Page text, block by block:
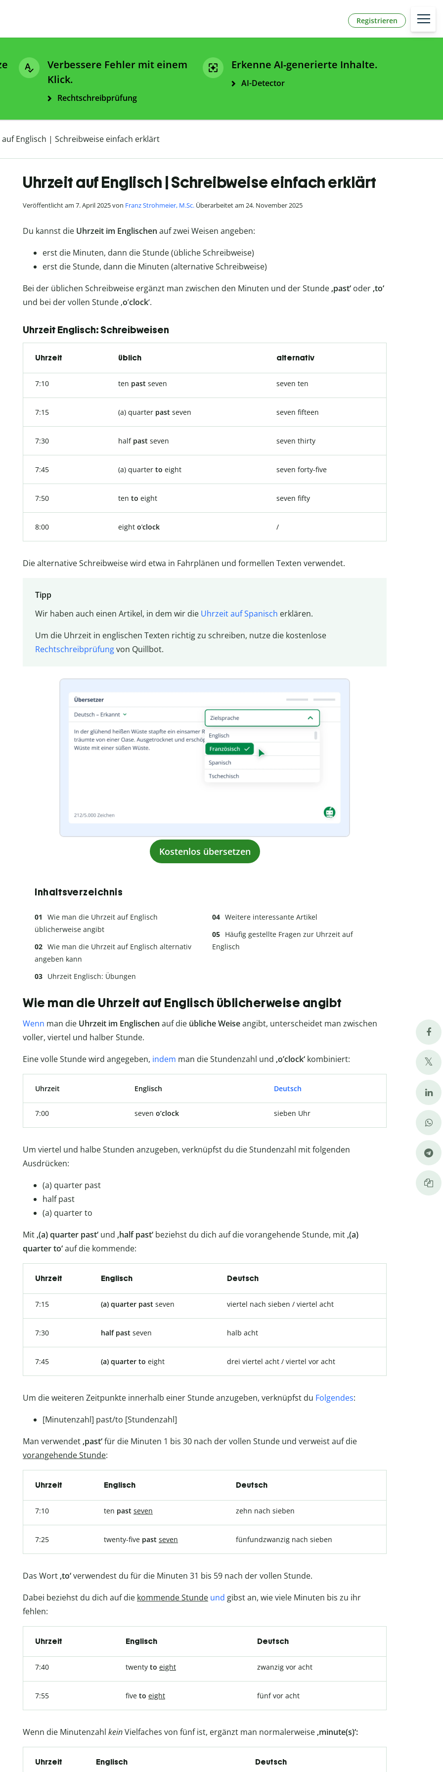
Registrieren
Verbessere Fehler mit einem
Klick.
Rechtschreibprüfung
Erkenne AI-generierte Inhalte.
AI-Detector
Englisch | Schreibweise einfach erklärt
Uhrzeit auf Englisch | Schreibweise einfach erklärt
Veröffentlicht am 7. April 2025 von Franz Strohmeier, M.Sc. Überarbeitet am 24. November 2025
Du kannst die Uhrzeit im Englischen auf zwei Weisen angeben:
erst die Minuten, dann die Stunde (übliche Schreibweise)
erst die Stunde, dann die Minuten (alternative Schreibweise)
Bei der üblichen Schreibweise ergänzt man zwischen den Minuten und der Stunde ‚past‘ oder ‚to‘
und bei der vollen Stunde ‚o’clock‘.
Uhrzeit Englisch: Schreibweisen
Uhrzeit üblich alternativ
7:10 ten past seven seven ten
7:15 (a) quarter past seven seven fifteen
7:30 half past seven seven thirty
7:45 (a) quarter to eight seven forty-five
7:50 ten to eight seven fifty
8:00 eight o’clock /
Die alternative Schreibweise wird etwa in Fahrplänen und formellen Texten verwendet.
Tipp
Wir haben auch einen Artikel, in dem wir die Uhrzeit auf Spanisch erklären.
Um die Uhrzeit in englischen Texten richtig zu schreiben, nutze die kostenlose
Rechtschreibprüfungvon Quillbot.
Kostenlos übersetzen
Inhaltsverzeichnis
Wie man die Uhrzeit auf Englisch
üblicherweise angibt
Wie man die Uhrzeit auf Englisch alternativ
angeben kann
Uhrzeit Englisch: Übungen
Weitere interessante Artikel
Häufig gestellte Fragen zur Uhrzeit auf
Englisch
Wie man die Uhrzeit auf Englisch üblicherweise angibt
Wenn man die Uhrzeit im Englischen auf die übliche Weiseangibt, unterscheidet man zwischen
voller, viertel und halber Stunde.
Eine volle Stunde wird angegeben, indem man die Stundenzahl und ‚o’clock‘ kombiniert:
Uhrzeit Englisch Deutsch
7:00 seven o’clock sieben Uhr
Um viertel und halbe Stunden anzugeben, verknüpfst du die Stundenzahl mit folgenden
Ausdrücken:
(a) quarter past
half past
(a) quarter to
Mit‚(a) quarter past‘ und ‚half past‘ beziehst du dich auf die vorangehende Stunde, mit‚(a)
quarter to‘auf die kommende:
Uhrzeit Englisch Deutsch
7:15 (a) quarter past seven viertel nach sieben / viertel acht
7:30 half past seven halb acht
7:45 (a) quarter to eight drei viertel acht / viertel vor acht
Um die weiteren Zeitpunkte innerhalb einer Stunde anzugeben, verknüpfst du Folgendes:
[Minutenzahl] past/to [Stundenzahl]
Man verwendet‚past‘für die Minuten 1 bis 30 nach der vollen Stunde und verweist auf die
vorangehende Stunde:
Uhrzeit Englisch Deutsch
7:10 ten past seven zehn nach sieben
7:25 twenty-five past seven fünfundzwanzig nach sieben
Das Wort‚to‘verwendest du für die Minuten 31 bis 59 nach der vollen Stunde.
Dabei beziehst du dich auf die kommende Stunde und gibst an, wie viele Minuten bis zu ihr
fehlen:
Uhrzeit Englisch Deutsch
7:40 twenty to eight zwanzig vor acht
7:55 five to eight fünf vor acht
Wenn die Minutenzahl keinVielfaches von fünf ist, ergänzt man normalerweise‚minute(s)‘:
Uhrzeit Englisch Deutsch